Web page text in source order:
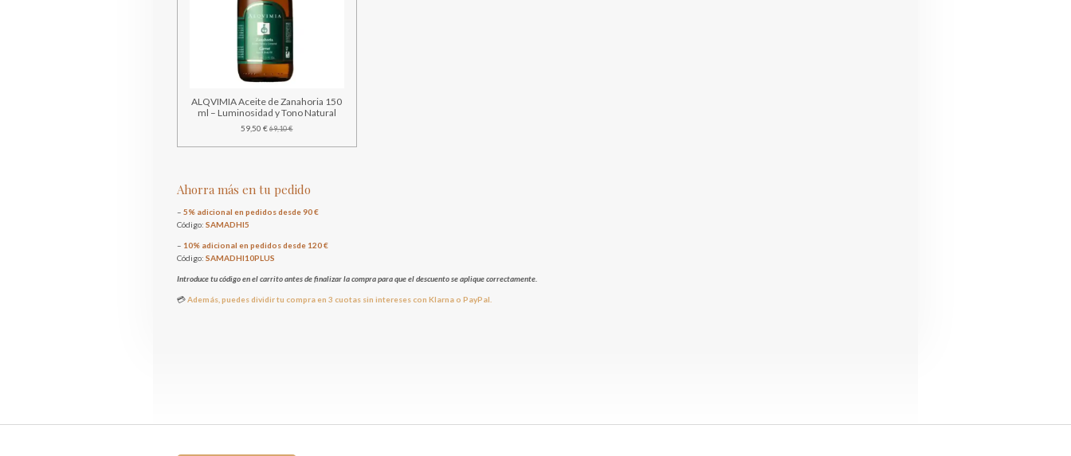
ALQVIMIA Aceite de Zanahoria 150
ml – Luminosidad y Tono Natural
59,50 € 69,10 €
Ahorra más en tu pedido
– 5% adicional en pedidos desde 90 €
Código: SAMADHI5
– 10% adicional en pedidos desde 120 €
Código: SAMADHI10PLUS
Introduce tu código en el carrito antes de finalizar la compra para que el descuento se aplique correctamente.
💳Además, puedes dividir tu compra en 3 cuotas sin intereses con Klarna o PayPal.